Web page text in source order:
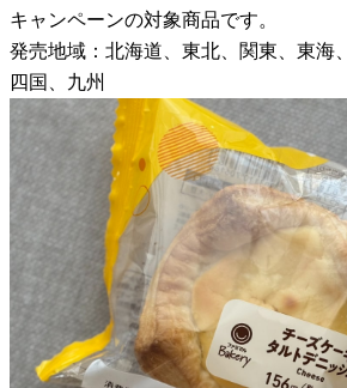
キャンペーンの対象商品です。
発売地域：北海道、東北、関東、東海
四国、九州